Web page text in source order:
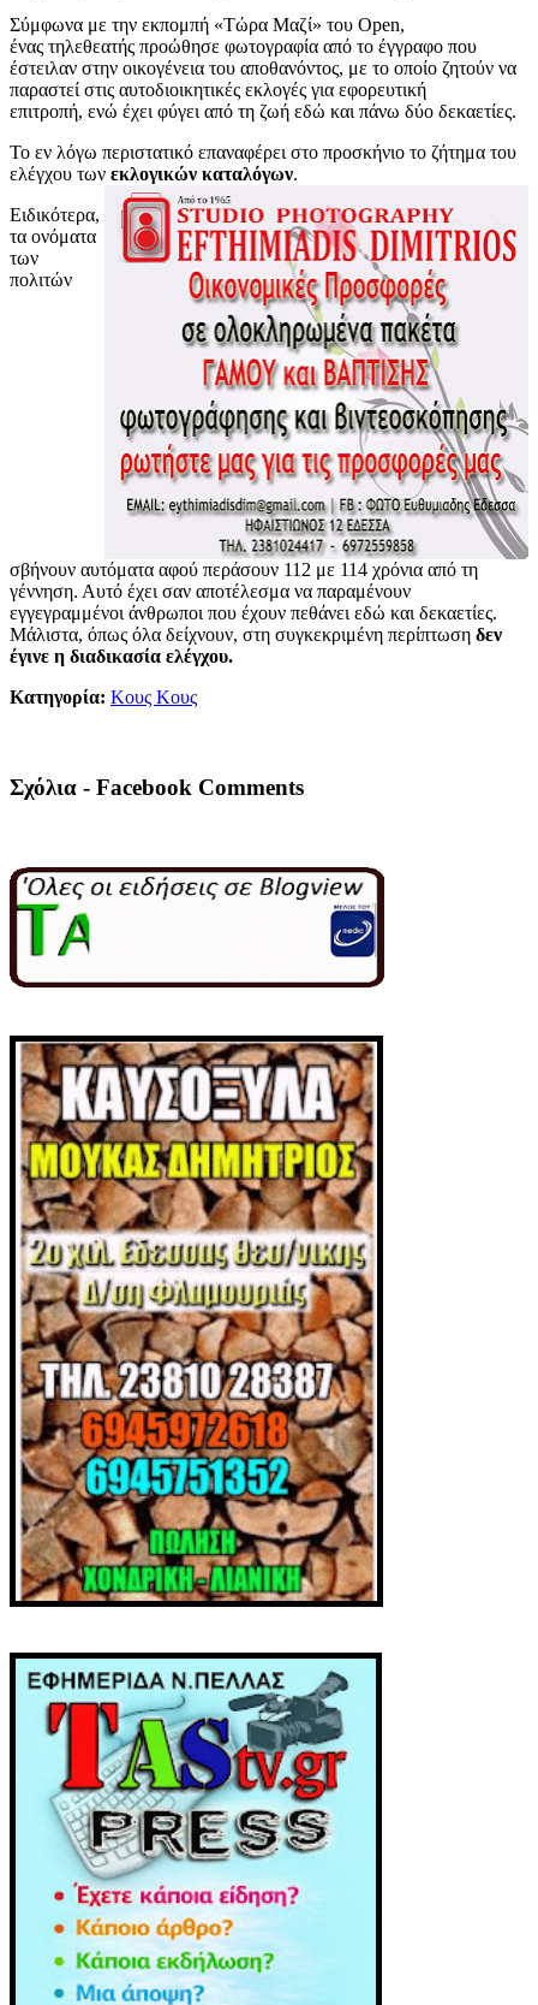
Σύμφωνα με την εκπομπή «Τώρα Μαζί» του Open,
ένας τηλεθεατής προώθησε φωτογραφία από το έγγραφο που
έστειλαν στην οικογένεια του αποθανόντος, με το οποίο ζητούν να
παραστεί στις αυτοδιοικητικές εκλογές για εφορευτική
επιτροπή, ενώ έχει φύγει από τη ζωή εδώ και πάνω δύο δεκαετίες.
Το εν λόγω περιστατικό επαναφέρει στο προσκήνιο το ζήτημα του
ελέγχου των εκλογικών καταλόγων.
Ειδικότερα,
τα ονόματα
των
πολιτών
σβήνουν αυτόματα αφού περάσουν 112 με 114 χρόνια από τη
γέννηση. Αυτό έχει σαν αποτέλεσμα να παραμένουν
εγγεγραμμένοι άνθρωποι που έχουν πεθάνει εδώ και δεκαετίες.
Μάλιστα, όπως όλα δείχνουν, στη συγκεκριμένη περίπτωση δεν
έγινε η διαδικασία ελέγχου.
Κατηγορία: Κους Κους
Σχόλια - Facebook Comments